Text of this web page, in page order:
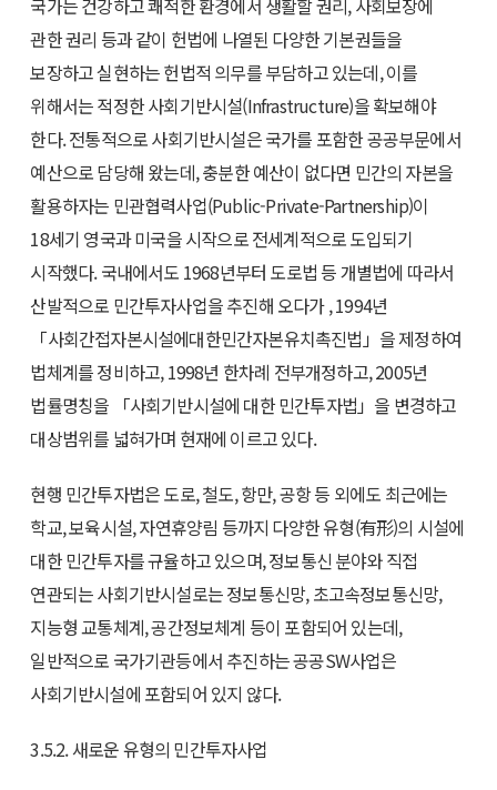
국가는 건강하고 쾌적한 환경에서 생활할 권리, 사회보장에
관한 권리 등과 같이 헌법에 나열된 다양한 기본권들을
보장하고 실현하는 헌법적 의무를 부담하고 있는데, 이를
위해서는 적정한 사회기반시설(Infrastructure)을 확보해야
한다. 전통적으로 사회기반시설은 국가를 포함한 공공부문에서
예산으로 담당해 왔는데, 충분한 예산이 없다면 민간의 자본을
활용하자는 민관협력사업(Public-Private-Partnership)이
18세기 영국과 미국을 시작으로 전세계적으로 도입되기
시작했다. 국내에서도 1968년부터 도로법 등 개별법에 따라서
산발적으로 민간투자사업을 추진해 오다가 , 1994년
「사회간접자본시설에대한민간자본유치촉진법」을 제정하여
법체계를 정비하고, 1998년 한차례 전부개정하고, 2005년
법률명칭을 「사회기반시설에 대한 민간투자법」을 변경하고
대상범위를 넓혀가며 현재에 이르고 있다.
현행 민간투자법은 도로, 철도, 항만, 공항 등 외에도 최근에는
학교, 보육시설, 자연휴양림 등까지 다양한 유형(有形)의 시설에
대한 민간투자를 규율하고 있으며, 정보통신 분야와 직접
연관되는 사회기반시설로는 정보통신망, 초고속정보통신망,
지능형 교통체계, 공간정보체계 등이 포함되어 있는데,
일반적으로 국가기관등에서 추진하는 공공SW사업은
사회기반시설에 포함되어 있지 않다.
3.5.2. 새로운 유형의 민간투자사업